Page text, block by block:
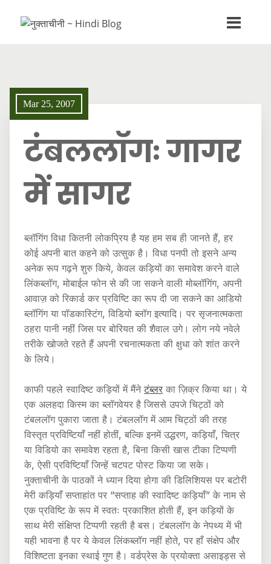
Mar 25, 2007
टंबललॉगः गागर
में सागर
ब्लॉगिंग विधा कितनी लोकप्रिय है यह हम सब ही जानते हैं, हर
कोई अपनी बात कहने को उत्सुक है। विधा पनपी तो इसने अन्य
अनेक रूप गढ़ने शुरु किये, केवल कड़ियों का समावेश करने वाले
लिंकब्लॉग, मोबाईल फोन से की जा सकने वाली मोब्लॉगिंग, अपनी
आवाज़ को रिकार्ड कर प्रविष्टि का रूप दी जा सकने का आडियो
ब्लॉगिंग या पॉडकास्टिंग, विडियो ब्लॉग इत्यादि। पर सृजनात्मकता
ठहरा पानी नहीं जिस पर बोरियत की शैवाल उगे। लोग नये नवेले
तरीके खोजते रहते हैं अपनी रचनात्मकता की क्षुधा को शांत करने
के लिये।
काफी पहले स्वादिष्ट कड़ियों में मैंनेटंब्लर का ज़िक्र किया था। ये
एक अलहदा किस्म का ब्लॉगवेयर है जिससे उपजे चिट्ठों को
टंबललॉग पुकारा जाता है। टंबललॉग में आम चिट्ठों की तरह
विस्तृत प्रविष्टियाँ नहीं होतीं, बल्कि इनमें उद्धरण, कड़ियाँ, चित्र
या विडियो का समावेश रहता है, बिना किसी खास टीका टिप्पणी
के, ऐसी प्रविष्टियाँ जिन्हें चटपट पोस्ट किया जा सके।
नुक्ताचीनी के पाठकों ने ध्यान दिया होगा की डिलिशियस पर बटोरी
मेरी कड़ियाँ सप्ताहांत पर “सप्ताह की स्वादिष्ट कड़ियाँ” के नाम से
एक प्रविष्टि के रूप में स्वतः प्रकाशित होती हैं, इन कड़ियों के
साथ मेरी संक्षिप्त टिप्पणी रहती है बस। टंबललॉग के नेपथ्य में भी
यही भावना है पर ये केवल लिंकब्लॉग नहीं होते, पर हाँ संक्षेप और
विशिष्टता इनका स्थाई गुण है। वर्डप्रेस के प्रयोक्ता असाइड्स से